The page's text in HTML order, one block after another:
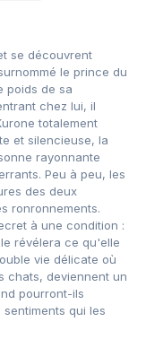
se découvrent
le prince du
poids de sa
chez lui, il
totalement
et silencieuse, la
rayonnante
Peu à peu, les
des deux
ronronnements.
à une condition :
révélera ce qu'elle
vie délicate où
chats, deviennent un
pourront-ils
qui les